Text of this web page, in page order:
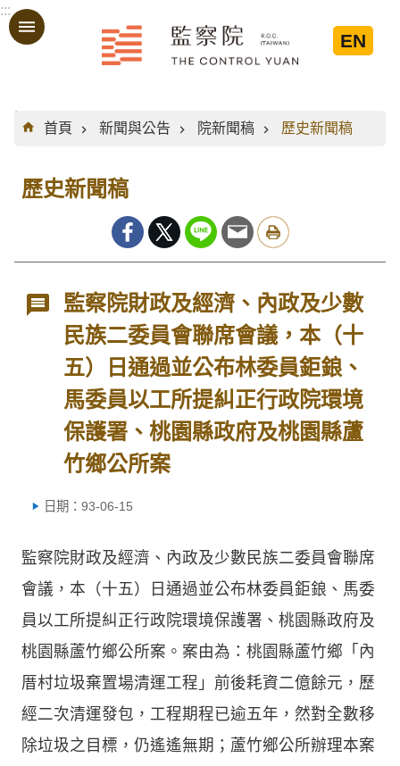
跳到主要內容區塊
:::
EN
:::
首頁
新聞與公告 院新聞稿 歷史新聞稿
歷史新聞稿
監察院財政及經濟、內政及少數
民族二委員會聯席會議，本（十
五）日通過並公布林委員鉅鋃、
馬委員以工所提糾正行政院環境
保護署、桃園縣政府及桃園縣蘆
竹鄉公所案
日期：93-06-15
監察院財政及經濟、內政及少數民族二委員會聯席
會議，本（十五）日通過並公布林委員鉅鋃、馬委
員以工所提糾正行政院環境保護署、桃園縣政府及
桃園縣蘆竹鄉公所案。案由為：桃園縣蘆竹鄉「內
厝村垃圾棄置場清運工程」前後耗資二億餘元，歷
經二次清運發包，工程期程已逾五年，然對全數移
除垃圾之目標，仍遙遙無期；蘆竹鄉公所辦理本案